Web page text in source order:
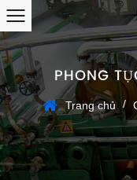
PHONG
Trang chủ /